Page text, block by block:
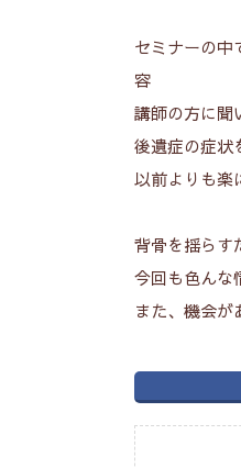
セミナーの中
容
講師の方に聞
後遺症の症状
以前よりも楽
背骨を揺らす
今回も色んな
また、機会が